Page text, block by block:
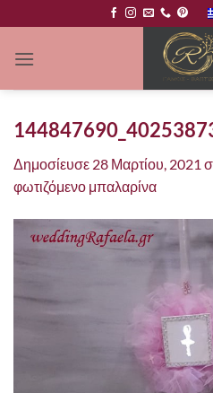
στο
περιεχόμενο
Δημοσίευσε 28 Μαρτίου, 2021
φωτιζόμενο μπαλαρίνα